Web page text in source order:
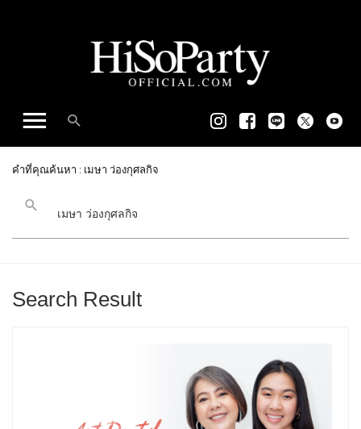
คำที่คุณค้นหา : เมษา ว่องกุศลกิจ
Search Result